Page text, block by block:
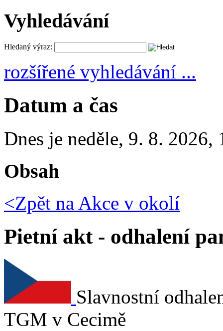
Vyhledávání
Hledaný výraz:
rozšířené vyhledávání ...
Datum a čas
Dnes je neděle, 9. 8. 2026,
Obsah
<Zpět na Akce v okolí
Pietní akt - odhalení
Slavnostní
TGM v Cecimě